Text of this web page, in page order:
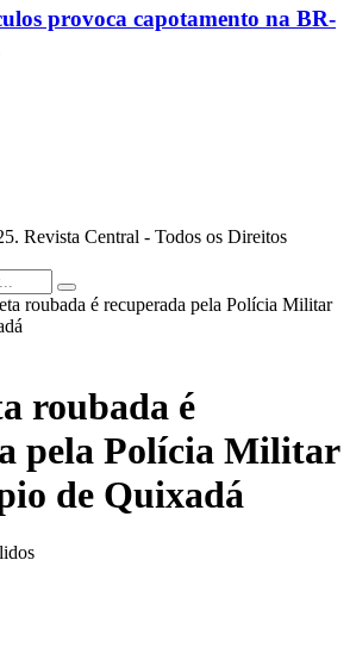
provoca capotamento na BR-
Revista Central - Todos os Direitos
roubada é recuperada pela Polícia Militar
roubada é
pela Polícia Militar
de Quixadá